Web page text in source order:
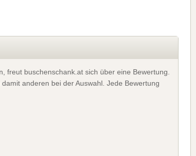
freut buschenschank.at sich über eine Bewertung.
anderen bei der Auswahl. Jede Bewertung